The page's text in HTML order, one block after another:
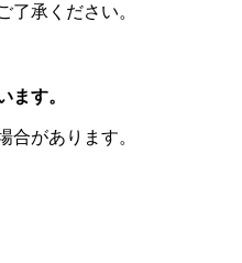
了承ください。
ます。
合があります。